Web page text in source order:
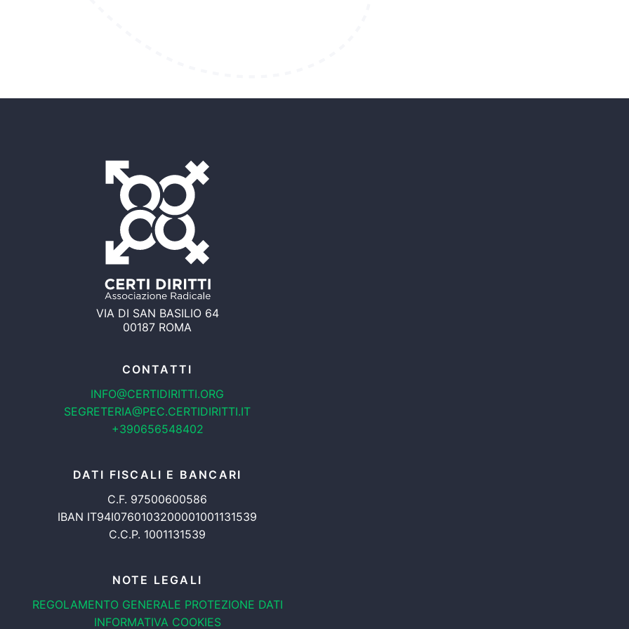
VIA DI SAN BASILIO 64
00187 ROMA
CONTATTI
INFO@CERTIDIRITTI.ORG
SEGRETERIA@PEC.CERTIDIRITTI.IT
+390656548402
DATI FISCALI E BANCARI
C.F. 97500600586
IBAN IT94I0760103200001001131539
C.C.P. 1001131539
NOTE LEGALI
REGOLAMENTO GENERALE PROTEZIONE DATI
INFORMATIVA COOKIES